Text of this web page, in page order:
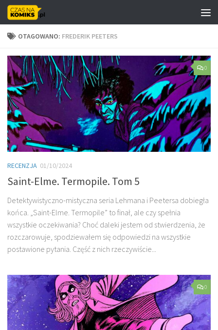
Skip to content
OTAGOWANO: FREDERIK PEETERS
0
RECENZJA 01/10/2024
Saint-Elme. Termopile. Tom 5
Detektywistyczno-mistyczna seria Lehmana i Peetersa dobiegła
końca. „Saint-Elme. Termopile” to finał, ale czy spełnia
wszystkie oczekiwania? Choć daleki jestem od stwierdzenia, że
rozczarowuje, spodziewałem się odpowiedzi na wszystkie
postawione pytania. Część z nich rzeczywiście...
0